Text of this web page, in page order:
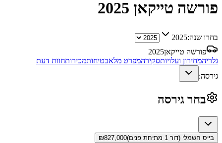
פורשה טייקאן 2025
בחרו שנה:2025
פורשה טייקאן2025
גלריהמחירון ועלויותסקירהמפרט מלאבטיחותמכירותחוות דעת
גירסה:
בחר גירסה
בייס חשמלי (דור 1 מתיחת פנים) ₪827,000